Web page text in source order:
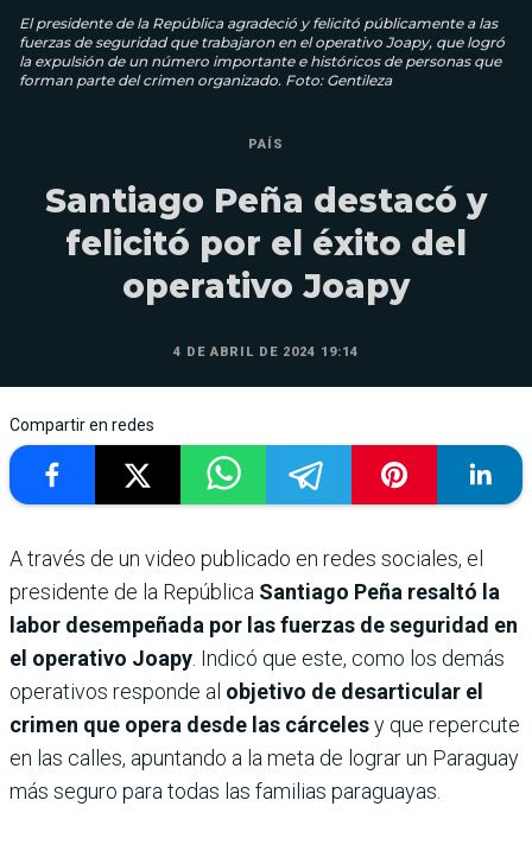
El presidente de la República agradeció y felicitó públicamente a las
fuerzas de seguridad que trabajaron en el operativo Joapy, que logró
la expulsión de un número importante e históricos de personas que
forman parte del crimen organizado. Foto: Gentileza
PAÍS
Santiago Peña destacó y
felicitó por el éxito del
operativo Joapy
4 DE ABRIL DE 2024 19:14
Compartir en redes
A través de un video publicado en redes sociales, el
presidente de la República Santiago Peña resaltó la
labor desempeñada por las fuerzas de seguridad en
el operativo Joapy . Indicó que este, como los demás
operativos responde al objetivo de desarticular el
crimen que opera desde las cárcelesy que repercute
en las calles, apuntando a la meta de lograr un Paraguay
más seguro para todas las familias paraguayas.